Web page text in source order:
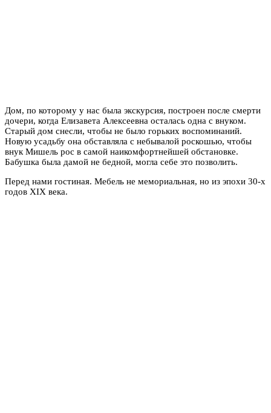
Дом, по которому у нас была экскурсия, построен после смерти
дочери, когда Елизавета Алексеевна осталась одна с внуком.
Старый дом снесли, чтобы не было горьких воспоминаний.
Новую усадьбу она обставляла с небывалой роскошью, чтобы
внук Мишель рос в самой наикомфортнейшей обстановке.
Бабушка была дамой не бедной, могла себе это позволить.
Перед нами гостиная. Мебель не мемориальная, но из эпохи 30-х
годов XIX века.